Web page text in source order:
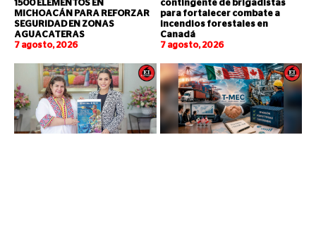
1500 ELEMENTOS EN
MICHOACÁN PARA REFORZAR
SEGURIDAD EN ZONAS
AGUACATERAS
7 agosto, 2026
contingente de brigadistas
para fortalecer combate a
incendios forestales en
Canadá
7 agosto, 2026